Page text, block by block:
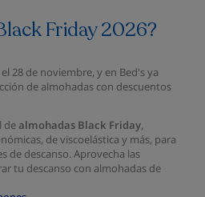
Friday 2026?
28 de noviembre, y en Bed's ya
de almohadas con descuentos
de almohadas Black Friday,
de viscoelástica y más, para
de descanso. Aprovecha las
tu descanso con almohadas de